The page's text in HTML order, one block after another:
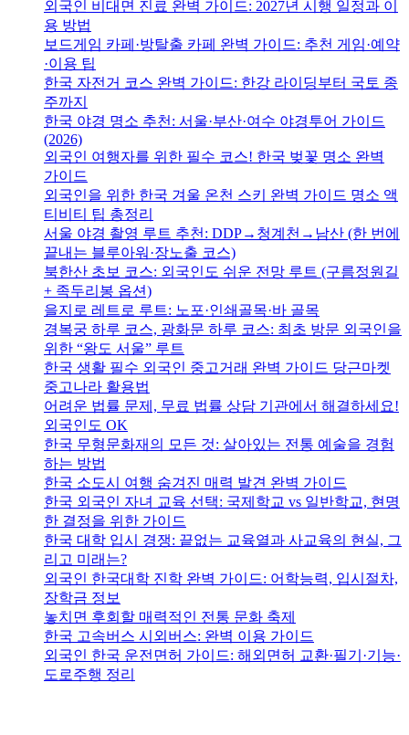
외국인 비대면 진료 완벽 가이드: 2027년 시행 일정과 이
용 방법
보드게임 카페·방탈출 카페 완벽 가이드: 추천 게임·예약
·이용 팁
한국 자전거 코스 완벽 가이드: 한강 라이딩부터 국토 종
주까지
한국 야경 명소 추천: 서울·부산·여수 야경투어 가이드
(2026)
외국인 여행자를 위한 필수 코스! 한국 벚꽃 명소 완벽
가이드
외국인을 위한 한국 겨울 온천 스키 완벽 가이드 명소 액
티비티 팁 총정리
서울 야경 촬영 루트 추천: DDP→청계천→남산 (한 번에
끝내는 블루아워·장노출 코스)
북한산 초보 코스: 외국인도 쉬운 전망 루트 (구름정원길
+ 족두리봉 옵션)
을지로 레트로 루트: 노포·인쇄골목·바 골목
경복궁 하루 코스, 광화문 하루 코스: 최초 방문 외국인을
위한 “왕도 서울” 루트
한국 생활 필수 외국인 중고거래 완벽 가이드 당근마켓
중고나라 활용법
어려운 법률 문제, 무료 법률 상담 기관에서 해결하세요!
외국인도 OK
한국 무형문화재의 모든 것: 살아있는 전통 예술을 경험
하는 방법
한국 소도시 여행 숨겨진 매력 발견 완벽 가이드
한국 외국인 자녀 교육 선택: 국제학교 vs 일반학교, 현명
한 결정을 위한 가이드
한국 대학 입시 경쟁: 끝없는 교육열과 사교육의 현실, 그
리고 미래는?
외국인 한국대학 진학 완벽 가이드: 어학능력, 입시절차,
장학금 정보
놓치면 후회할 매력적인 전통 문화 축제
한국 고속버스 시외버스: 완벽 이용 가이드
외국인 한국 운전면허 가이드: 해외면허 교환·필기·기능·
도로주행 정리